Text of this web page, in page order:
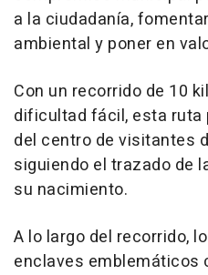
a la ciudadanía,
ambiental y poner en
Con un recorrido de 10
dificultad fácil, esta ruta
del centro de visitantes
siguiendo el trazado de
su nacimiento.
A lo largo del recorrido,
enclaves emblemáticos